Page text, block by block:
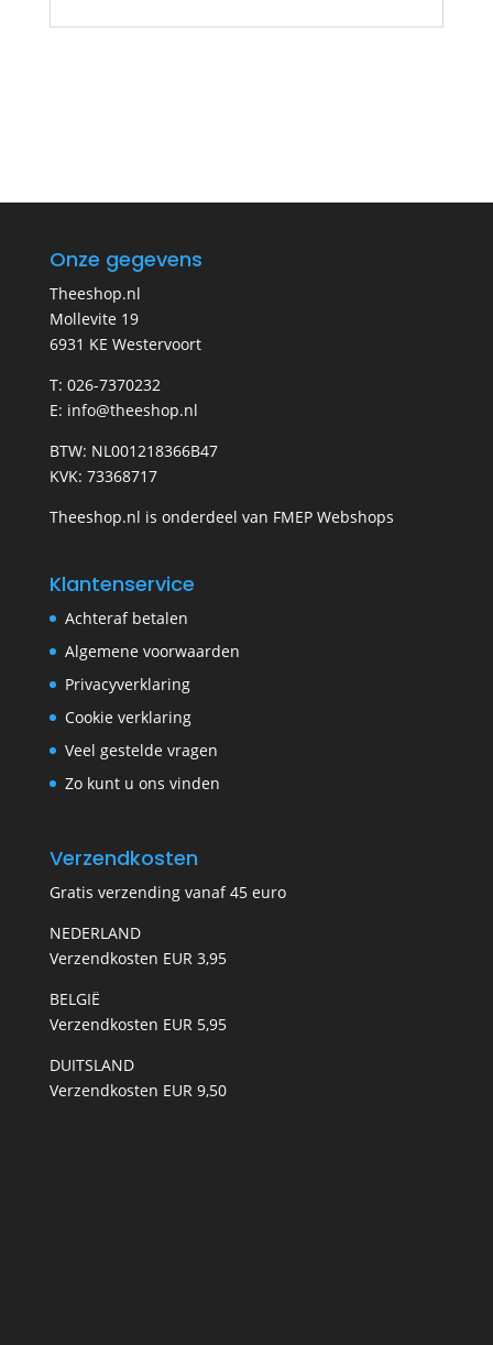
Onze gegevens
Theeshop.nl
Mollevite 19
6931 KE Westervoort
T: 026-7370232
E: info@theeshop.nl
BTW: NL001218366B47
KVK: 73368717
Theeshop.nl is onderdeel van FMEP Webshops
Klantenservice
Achteraf betalen
Algemene voorwaarden
Privacyverklaring
Cookie verklaring
Veel gestelde vragen
Zo kunt u ons vinden
Verzendkosten
Gratis verzending vanaf 45 euro
NEDERLAND
Verzendkosten EUR 3,95
BELGIË
Verzendkosten EUR 5,95
DUITSLAND
Verzendkosten EUR 9,50